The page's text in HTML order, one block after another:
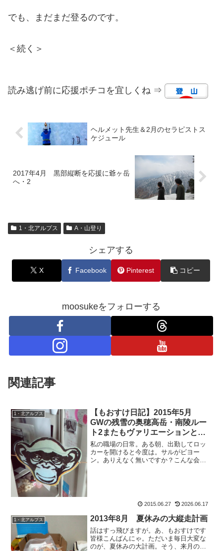
でも、まだまだ登るのです。
＜続く＞
読み逃げ前に応援ポチコを宜しくね ⇒
ヘルメット先生＆2月のセラピストス
ケジュール
2017年4月 黒部縦断を応援に爺ヶ岳
へ・2
1・北アルプス A・山登り
シェアする
X Facebook Pinterest コピー
moosukeをフォローする
関連記事
1・北アルプス
【もおすけ日記】2015年5月
GWの残雪の奥穂高岳・南陵ルー
ト2またもヴァリエーションとマ
ムート・ジオンヘッドバンド
私の職場の日常。ある朝、出勤してロッ
カーを開けると今度は。サルがビヨー
ン。ありえなく無いですか？こんな会
2015.06.27 2026.06.17
1・北アルプス 2013年8月 夏休みの大縦走計画
話はすっ飛びますが。あ、もおすけです
皆様こんばんにゃ。ただいま毎日大変な
のが、夏休みの大計画。そう、来月の大